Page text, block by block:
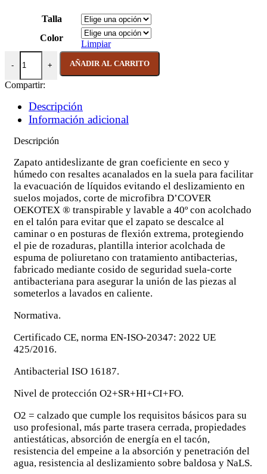
Talla
Color
Limpiar
CALZADO MOD.MARSELLA cantidad
AÑADIR AL CARRITO
Compartir:
Descripción
Información adicional
Descripción
Zapato antideslizante de gran coeficiente en seco y
húmedo con resaltes acanalados en la suela para facilitar
la evacuación de líquidos evitando el deslizamiento en
suelos mojados, corte de microfibra D’COVER
OEKOTEX ® transpirable y lavable a 40º con acolchado
en el talón para evitar que el zapato se descalce al
caminar o en posturas de flexión extrema, protegiendo
el pie de rozaduras, plantilla interior acolchada de
espuma de poliuretano con tratamiento antibacterias,
fabricado mediante cosido de seguridad suela-corte
antibacteriana para asegurar la unión de las piezas al
someterlos a lavados en caliente.
Normativa.
Certificado CE, norma EN-ISO-20347: 2022 UE
425/2016.
Antibacterial ISO 16187.
Nivel de protección O2+SR+HI+CI+FO.
O2 = calzado que cumple los requisitos básicos para su
uso profesional, más parte trasera cerrada, propiedades
antiestáticas, absorción de energía en el tacón,
resistencia del empeine a la absorción y penetración del
agua, resistencia al deslizamiento sobre baldosa y NaLS.